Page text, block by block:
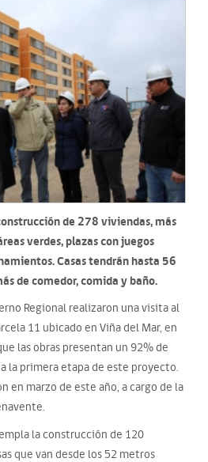
de 278 viviendas, más
verdes, plazas con juegos
Casas tendrán hasta 56
de comedor, comida y baño.
Regional realizaron una visita al
11 ubicado en Viña del Mar, en
las obras presentan un 92% de
la primera etapa de este proyecto.
en marzo de este año, a cargo de la
la construcción de 120
que van desde los 52 metros